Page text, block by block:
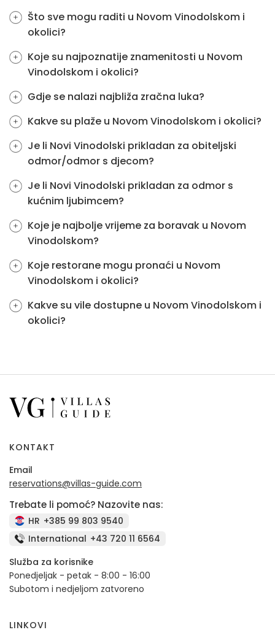
Što sve mogu raditi u Novom Vinodolskom i
okolici?
Koje su najpoznatije znamenitosti u Novom
Vinodolskom i okolici?
Gdje se nalazi najbliža zračna luka?
Kakve su plaže u Novom Vinodolskom i okolici?
Je li Novi Vinodolski prikladan za obiteljski
odmor/odmor s djecom?
Je li Novi Vinodolski prikladan za odmor s
kućnim ljubimcem?
Koje je najbolje vrijeme za boravak u Novom
Vinodolskom?
Koje restorane mogu pronaći u Novom
Vinodolskom i okolici?
Kakve su vile dostupne u Novom Vinodolskom i
okolici?
KONTAKT
Email
reservations@villas-guide.com
Trebate li pomoć? Nazovite nas:
HR +385 99 803 9540
International +43 720 11 6564
Služba za korisnike
Ponedjeljak - petak - 8:00 - 16:00
Subotom i nedjeljom zatvoreno
LINKOVI